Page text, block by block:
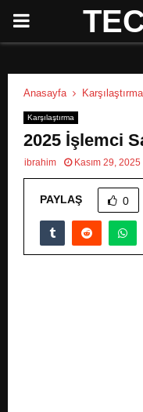
P
M
Anasayfa Karşılaştırma
Karşılaştırma
2025 İşlemci
ibrahim Kasım 29, 2025
PAYLAŞ 0